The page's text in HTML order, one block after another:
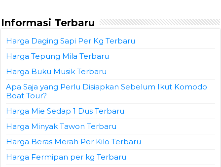
Informasi Terbaru
Harga Daging Sapi Per Kg Terbaru
Harga Tepung Mila Terbaru
Harga Buku Musik Terbaru
Apa Saja yang Perlu Disiapkan Sebelum Ikut Komodo
Boat Tour?
Harga Mie Sedap 1 Dus Terbaru
Harga Minyak Tawon Terbaru
Harga Beras Merah Per Kilo Terbaru
Harga Fermipan per kg Terbaru